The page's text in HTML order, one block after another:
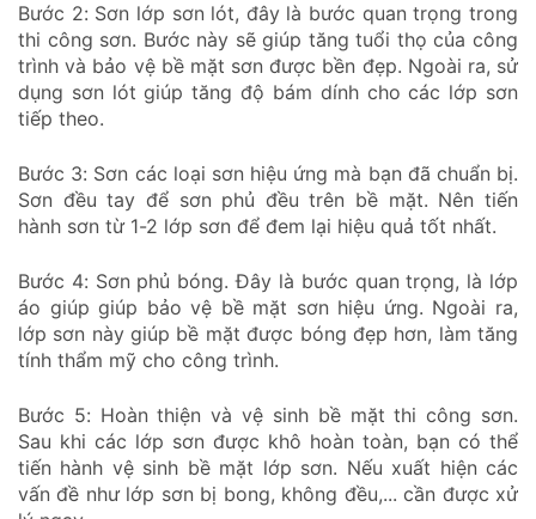
Bước 2: Sơn lớp sơn lót, đây là bước quan trọng trong
thi công sơn. Bước này sẽ giúp tăng tuổi thọ của công
trình và bảo vệ bề mặt sơn được bền đẹp. Ngoài ra, sử
dụng sơn lót giúp tăng độ bám dính cho các lớp sơn
tiếp theo.
Bước 3: Sơn các loại sơn hiệu ứng mà bạn đã chuẩn bị.
Sơn đều tay để sơn phủ đều trên bề mặt. Nên tiến
hành sơn từ 1-2 lớp sơn để đem lại hiệu quả tốt nhất.
Bước 4: Sơn phủ bóng. Đây là bước quan trọng, là lớp
áo giúp giúp bảo vệ bề mặt sơn hiệu ứng. Ngoài ra,
lớp sơn này giúp bề mặt được bóng đẹp hơn, làm tăng
tính thẩm mỹ cho công trình.
Bước 5: Hoàn thiện và vệ sinh bề mặt thi công sơn.
Sau khi các lớp sơn được khô hoàn toàn, bạn có thể
tiến hành vệ sinh bề mặt lớp sơn. Nếu xuất hiện các
vấn đề như lớp sơn bị bong, không đều,... cần được xử